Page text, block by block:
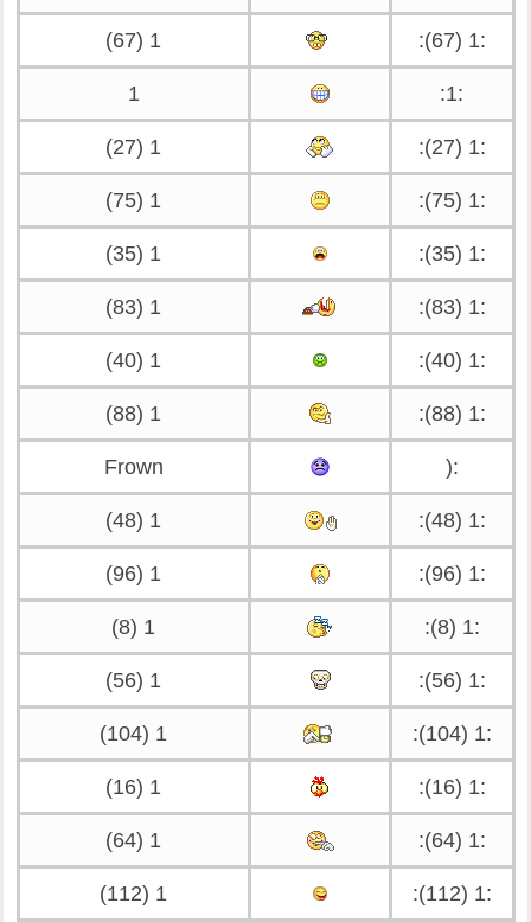
:1 (67):
1 (67)
:1:
1
:1 (27):
1 (27)
:1 (75):
1 (75)
:1 (35):
1 (35)
:1 (83):
1 (83)
:1 (40):
1 (40)
:1 (88):
1 (88)
:(
Frown
:1 (48):
1 (48)
:1 (96):
1 (96)
:1 (8):
1 (8)
:1 (56):
1 (56)
:1 (104):
1 (104)
:1 (16):
1 (16)
:1 (64):
1 (64)
:1 (112):
1 (112)